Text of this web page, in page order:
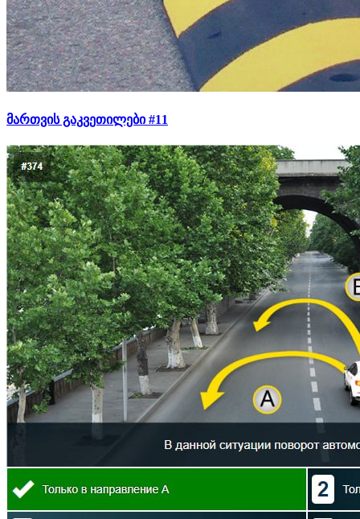
მართვის გაკვეთილები #11